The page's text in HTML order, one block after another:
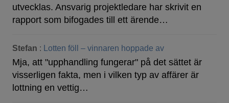
utvecklas. Ansvarig projektledare har skrivit en
rapport som bifogades till ett ärende…
Stefan : Lotten föll – vinnaren hoppade av
Mja, att "upphandling fungerar" på det sättet är
visserligen fakta, men i vilken typ av affärer är
lottning en vettig…